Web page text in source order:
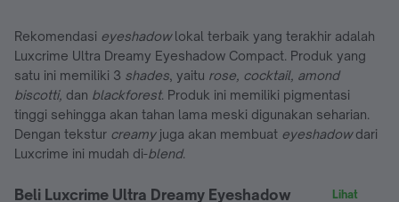
Rekomendasi eyeshadowlokal terbaik yang terakhir adalah
Luxcrime Ultra Dreamy Eyeshadow Compact. Produk yang
satu ini memiliki 3 shades, yaitu rose, cocktail, amond
biscotti, dan blackforest. Produk ini memiliki pigmentasi
tinggi sehingga akan tahan lama meski digunakan seharian.
Dengan tekstur creamyjuga akan membuat eyeshadowdari
Luxcrime ini mudah di-blend.
Beli Luxcrime Ultra Dreamy Eyeshadow Lihat